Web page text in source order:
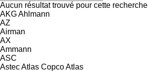
Aucun résultat trouvé pour cette recherche
AKGAhlmann
AZ
Airman
AX
Ammann
ASC
AstecAtlas CopcoAtlas